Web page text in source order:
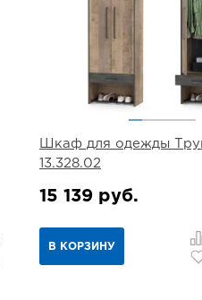
Шкаф для одежды
13.328.02
15 139 руб.
В КОРЗИНУ